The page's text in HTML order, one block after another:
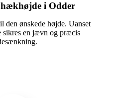
i Odder
den ønskede højde. Uanset
sikres en jævn og præcis